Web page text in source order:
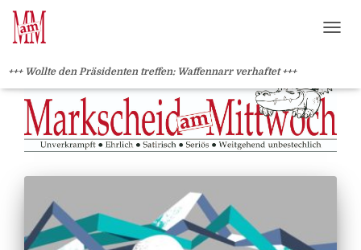
+++ Wollte den Präsidenten treffen: Waffennarr verhaftet +++